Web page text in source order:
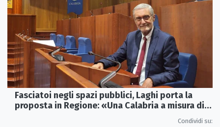
Fasciatoi negli spazi pubblici, Laghi porta la
proposta in Regione: «Una Calabria a misura di
Condividi su: